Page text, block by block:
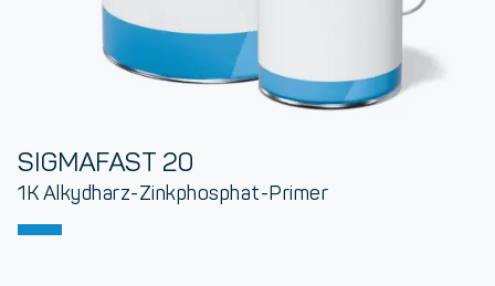
SIGMAFAST 20
1K Alkydharz-Zinkphosphat-Primer